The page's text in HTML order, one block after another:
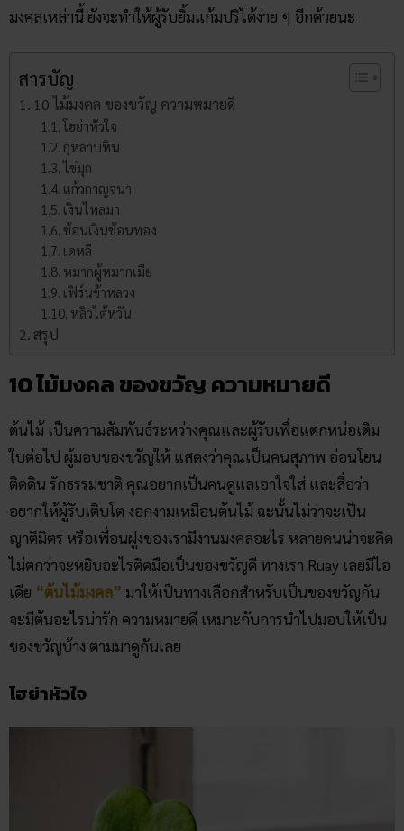
มงคลเหล่านี้ ยังจะทำให้ผู้รับยิ้มแก้มปริได้ง่าย ๆ อีกด้วยนะ
สารบัญ
10 ไม้มงคล​ ของขวัญ​ ความหมายดี
โฮย่าหัวใจ
กุหลาบหิน
ไข่มุก
แก้วกาญจนา
เงินไหลมา
ช้อนเงินช้อนทอง
เดหลี
หมากผู้หมากเมีย
เฟิร์นข้าหลวง
หลิวไต้หวัน
สรุป
10 ไม้มงคล​ ของขวัญ​ ความหมายดี
ต้นไม้ เป็นความสัมพันธ์ระหว่างคุณและผู้รับเพื่อแตกหน่อเติม
ใบต่อไป ผู้มอบของขวัญให้ แสดงว่าคุณเป็นคนสุภาพ อ่อนโยน
ติดดิน รักธรรมชาติ คุณอยากเป็นคนดูแลเอาใจใส่ และสื่อว่า
อยากให้ผู้รับเติบโต งอกงามเหมือนต้นไม้ ฉะนั้นไม่ว่าจะเป็น
ญาติมิตร หรือเพื่อนฝูงของเรามีงานมงคลอะไร หลายคนน่าจะคิด
ไม่ตกว่าจะหยิบอะไรติดมือเป็นของขวัญดี ทางเรา Ruay เลยมีไอ
เดีย “ต้นไม้มงคล” มาให้เป็นทางเลือกสำหรับเป็นของขวัญกัน
จะมีต้นอะไรน่ารัก ความหมายดี เหมาะกับการนำไปมอบให้เป็น
ของขวัญบ้าง ตามมาดูกันเลย
โฮย่าหัวใจ